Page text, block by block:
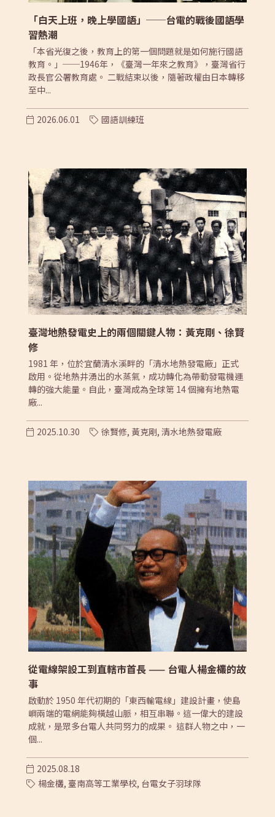
「白天上班，晚上學國語」──台電的戰後國語學
習熱潮
「本省光復之後，教育上的第一個問題就是如何施行國語
教育。」──1946年，《臺灣一年來之教育》，臺灣省行
政長官公署教育處。 二戰結束以後，隨著政權由日本轉移
至中...
2026.06.01 國語訓練班
臺灣地熱發電史上的兩個關鍵人物：黃克剛、徐賢
修
1981 年，位於宜蘭清水溪畔的「清水地熱發電廠」正式
啟用。從地熱井湧出的水蒸氣，成功轉化為帶動發電機運
轉的強大能量。自此，臺灣成為全球第 14 個擁有地熱電
廠...
2025.10.30 徐賢修, 黃克剛, 清水地熱發電廠
從電線架設工到直轄市首長 —— 台電人楊金欉的故
事
啟動於 1950 年代初期的「東西輸電線」建設計畫，使島
嶼兩端的電網能夠橫越山脈，相互串聯。這一偉大的建設
成就，是眾多台電人共同努力的成果。 這群人物之中，一
個...
2025.08.18
楊金欉, 臺南高等工業學校, 台電女子羽球隊